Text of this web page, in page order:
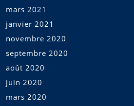
mars 2021
janvier 2021
novembre 2020
septembre 2020
août 2020
juin 2020
mars 2020